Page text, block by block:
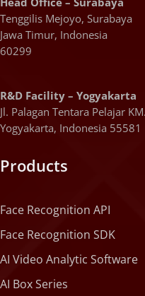
Tenggilis Mejoyo, Surabaya
Jawa Timur, Indonesia
60299
R&D Facility – Yogyakarta
Jl. Palagan Tentara Pelajar
Yogyakarta, Indonesia 55581
Products
Face Recognition API
Face Recognition SDK
AI Video Analytic Software
AI Box Series